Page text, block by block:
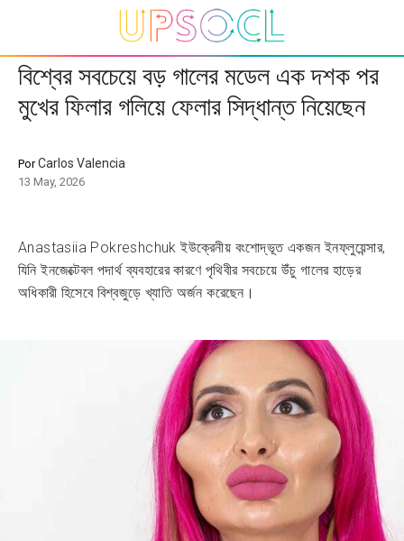
বিশ্বের সবচেয়ে বড় গালের মডেল এক দশক পর
মুখের ফিলার গলিয়ে ফেলার সিদ্ধান্ত নিয়েছেন
PorCarlos Valencia
13 May, 2026
Anastasiia Pokreshchuk ইউক্রেনীয় বংশোদ্ভূত একজন ইনফ্লুয়েন্সার,
যিনি ইনজেক্টেবল পদার্থ ব্যবহারের কারণে পৃথিবীর সবচেয়ে উঁচু গালের হাড়ের
অধিকারী হিসেবে বিশ্বজুড়ে খ্যাতি অর্জন করেছেন।